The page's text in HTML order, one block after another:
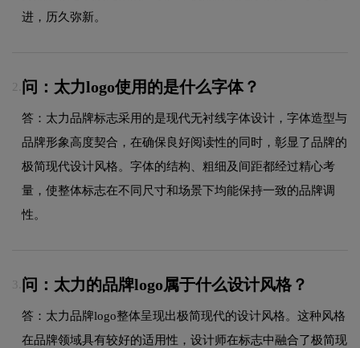
进，历久弥新。
2. 问：太力logo使用的是什么字体？
答：太力品牌标志采用的是现代无衬线字体设计，字体造型与
品牌形象高度契合，在确保良好阅读性的同时，彰显了品牌的
极简现代设计风格。字体的结构、粗细及间距都经过精心考
量，使整体标志在不同尺寸和场景下均能保持一致的品牌调
性。
3. 问：太力的品牌logo属于什么设计风格？
答：太力品牌logo整体呈现出极简现代的设计风格。这种风格
在品牌领域具有较好的适用性，设计师在标志中融合了极简现